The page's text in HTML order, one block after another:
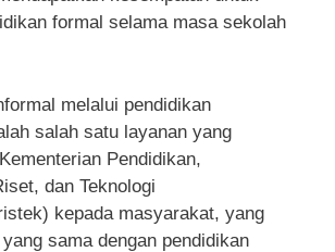
formal selama masa sekolah
melalui pendidikan
salah satu layanan yang
Pendidikan,
dan Teknologi
kepada masyarakat, yang
sama dengan pendidikan